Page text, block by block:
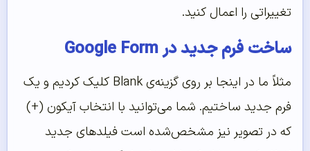
تغییراتی را اعمال کنید.
ساخت فرم جدید در Google Form
مثلاً ما در اینجا بر روی گزینه‌ی Blank کلیک کردیم و یک
فرم جدید ساختیم. شما می‌توانید با انتخاب آیکون (+)
که در تصویر نیز مشخص‌شده است فیلدهای جدید